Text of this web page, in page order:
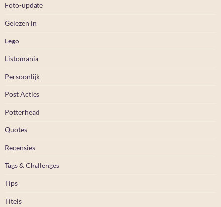
Foto-update
Gelezen in
Lego
Listomania
Persoonlijk
Post Acties
Potterhead
Quotes
Recensies
Tags & Challenges
Tips
Titels